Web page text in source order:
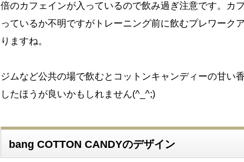
倍のカフェインが入っているので飲み過ぎ注意です。カ
っているか不明ですがトレーニング前に飲むプレワーク
りますね。
ジムなど公共の場で飲むとコットンキャンディーの甘い
したほうが良いかもしれません(^_^;)
bang COTTON CANDYのデザイン